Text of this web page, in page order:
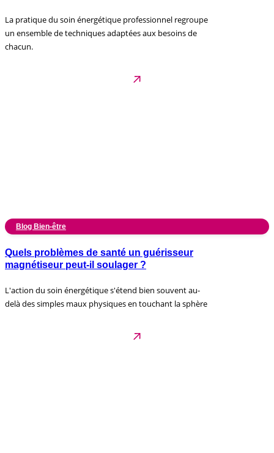
La pratique du soin énergétique professionnel regroupe
un ensemble de techniques adaptées aux besoins de
chacun.
Blog Bien-être
Quels problèmes de santé un guérisseur
magnétiseur peut-il soulager ?
L'action du soin énergétique s'étend bien souvent au-
delà des simples maux physiques en touchant la sphère